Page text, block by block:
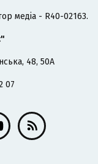
медіа - R40-02163.
48, 50А
07